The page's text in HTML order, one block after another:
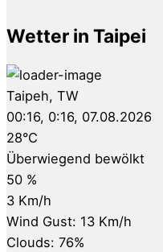
Wetter in Taipei
Taipeh, TW
00:16, 0:16, 07.08.2026
28°C
Überwiegend bewölkt
50 %
3 Km/h
Wind Gust: 13 Km/h
Clouds: 76%